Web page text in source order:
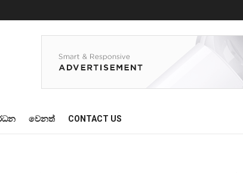
වෙනත් CONTACT US